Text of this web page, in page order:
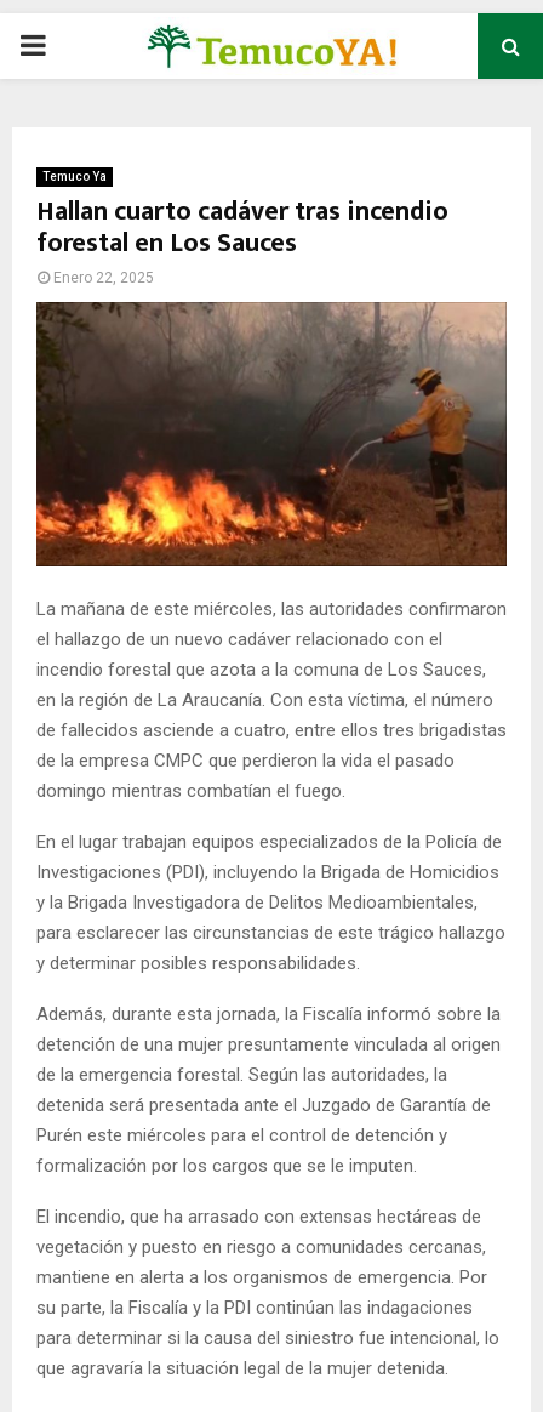
P
M
A
M
E
N
U
Temuco Ya
Hallan cuarto cadáver tras incendio
forestal en Los Sauces
Enero 22, 2025
La mañana de este miércoles, las autoridades confirmaron
el hallazgo de un nuevo cadáver relacionado con el
incendio forestal que azota a la comuna de Los Sauces,
en la región de La Araucanía. Con esta víctima, el número
de fallecidos asciende a cuatro, entre ellos tres brigadistas
de la empresa CMPC que perdieron la vida el pasado
domingo mientras combatían el fuego.
En el lugar trabajan equipos especializados de la Policía de
Investigaciones (PDI), incluyendo la Brigada de Homicidios
y la Brigada Investigadora de Delitos Medioambientales,
para esclarecer las circunstancias de este trágico hallazgo
y determinar posibles responsabilidades.
Además, durante esta jornada, la Fiscalía informó sobre la
detención de una mujer presuntamente vinculada al origen
de la emergencia forestal. Según las autoridades, la
detenida será presentada ante el Juzgado de Garantía de
Purén este miércoles para el control de detención y
formalización por los cargos que se le imputen.
El incendio, que ha arrasado con extensas hectáreas de
vegetación y puesto en riesgo a comunidades cercanas,
mantiene en alerta a los organismos de emergencia. Por
su parte, la Fiscalía y la PDI continúan las indagaciones
para determinar si la causa del siniestro fue intencional, lo
que agravaría la situación legal de la mujer detenida.